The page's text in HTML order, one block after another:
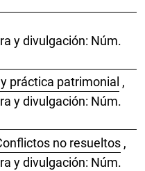
y divulgación: Núm.
práctica patrimonial ,
y divulgación: Núm.
no resueltos ,
y divulgación: Núm.